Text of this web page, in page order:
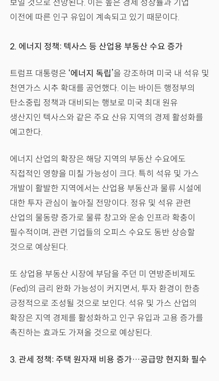
보일 것으로 전망된다. 이는 높은 경제 성장률과 기업
이전에 따른 인구 유입이 계속되고 있기 때문이다.
2. 에너지 정책: 텍사스 등 산업용 부동산 수요 증가
트럼프 대통령은 ‘에너지 독립’을 강조하며 미국 내 석유 및
천연가스 시추 확대를 공언했다. 이는 바이든 행정부의
탄소중립 정책과 대비되는 행보로 미국 최대 원유
생산지인 텍사스와 같은 주요 산유 지역의 경제 활성화를
예고한다.
에너지 산업의 확장은 해당 지역의 부동산 수요에도
직접적인 영향을 미칠 가능성이 크다. 특히 석유 및 가스
개발이 활발한 지역에서는 산업용 부동산과 물류 시설에
대한 투자 관심이 높아질 전망이다. 정유 및 석유 관련
산업의 물동량 증가로 물류 창고와 운송 인프라 확충이
필수적이며, 관련 기업들의 오피스 수요도 동반 상승할
것으로 예상된다.
또 상업용 부동산 시장에 부담을 주던 미 연방준비제도
(Fed)의 금리 완화 가능성이 커지면서, 투자 환경이 한층
긍정적으로 조성될 것으로 보인다. 석유 및 가스 산업의
확장은 지역 경제를 활성화하고 인구 유입과 고용 증가를
촉진하는 효과도 가져올 것으로 예상된다.
3. 관세 정책: 주택 원자재 비용 증가…공급망 현지화 필수